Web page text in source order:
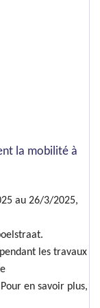
la mobilité à
au 26/3/2025,
les travaux
en savoir plus,